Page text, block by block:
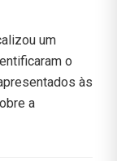
um
o
às
a